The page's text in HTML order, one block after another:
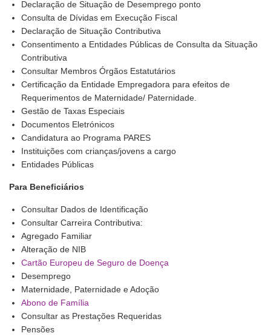
Declaração de Situação de Desemprego ponto
Consulta de Dívidas em Execução Fiscal
Declaração de Situação Contributiva
Consentimento a Entidades Públicas de Consulta da Situação
Contributiva
Consultar Membros Órgãos Estatutários
Certificação da Entidade Empregadora para efeitos de
Requerimentos de Maternidade/ Paternidade.
Gestão de Taxas Especiais
Documentos Eletrónicos
Candidatura ao Programa PARES
Instituições com crianças/jovens a cargo
Entidades Públicas
Para Beneficiários
Consultar Dados de Identificação
Consultar Carreira Contributiva:
Agregado Familiar
Alteração de NIB
Cartão Europeu de Seguro de Doença
Desemprego
Maternidade, Paternidade e Adoção
Abono de Família
Consultar as Prestações Requeridas
Pensões